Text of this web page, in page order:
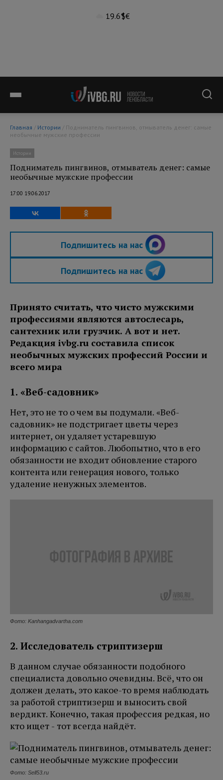
19.6°$€
Главная / Истории
необычные мужские профессии
Истории
Подниматель пингвинов, отмыватель денег: самые
необычные мужские профессии
17:00 19.06.2017
Подпишитесь на нас
Подпишитесь на нас
Принято считать, что чисто мужскими
профессиями являются автослесарь,
сантехник или грузчик. А вот и нет.
Редакция ivbg.ru составила список
необычных мужских профессий России и
всего мира
1. «Веб-садовник»
Нет, это не то о чем вы подумали. «Веб-
садовник» не подстригает цветы через
интернет, он удаляет устаревшую
информацию с сайтов. Любопытно, что в его
обязанности не входит обновление старого
контента или генерация нового, только
удаление ненужных элементов.
Фото: Kanhangadvartha.com
2. Исследователь стриптизерш
В данном случае обязанности подобного
специалиста довольно очевидны. Всё, что он
должен делать, это какое-то время наблюдать
за работой стриптизерш и выносить свой
вердикт. Конечно, такая профессия редкая, но
кто ищет - тот всегда найдёт.
Фото: Sell53.ru